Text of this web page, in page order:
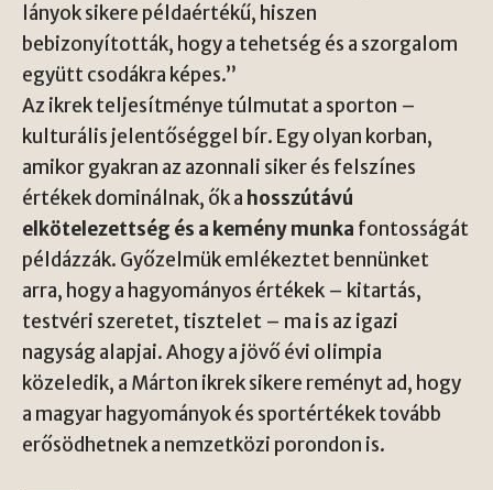
lányok sikere példaértékű, hiszen
bebizonyították, hogy a tehetség és a szorgalom
együtt csodákra képes.”
Az ikrek teljesítménye túlmutat a sporton –
kulturális jelentőséggel bír. Egy olyan korban,
amikor gyakran az azonnali siker és felszínes
értékek dominálnak, ők a hosszútávú
elkötelezettség és a kemény munka fontosságát
példázzák. Győzelmük emlékeztet bennünket
arra, hogy a hagyományos értékek – kitartás,
testvéri szeretet, tisztelet – ma is az igazi
nagyság alapjai. Ahogy a jövő évi olimpia
közeledik, a Márton ikrek sikere reményt ad, hogy
a magyar hagyományok és sportértékek tovább
erősödhetnek a nemzetközi porondon is.